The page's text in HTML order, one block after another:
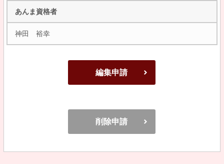
あんま資格者
神田 裕幸
編集申請
削除申請